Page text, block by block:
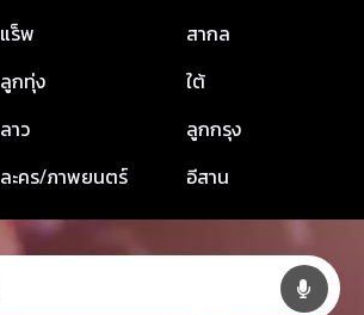
แร็พ
สากล
ลูกทุ่ง
ใต้
ลาว
ลูกกรุง
ละคร/ภาพยนตร์ อีสาน